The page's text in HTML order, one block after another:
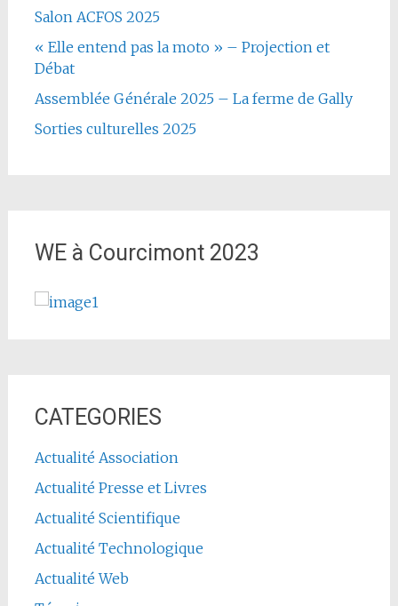
Salon ACFOS 2025
« Elle entend pas la moto » – Projection et
Débat
Assemblée Générale 2025 – La ferme de Gally
Sorties culturelles 2025
WE à Courcimont 2023
CATEGORIES
Actualité Association
Actualité Presse et Livres
Actualité Scientifique
Actualité Technologique
Actualité Web